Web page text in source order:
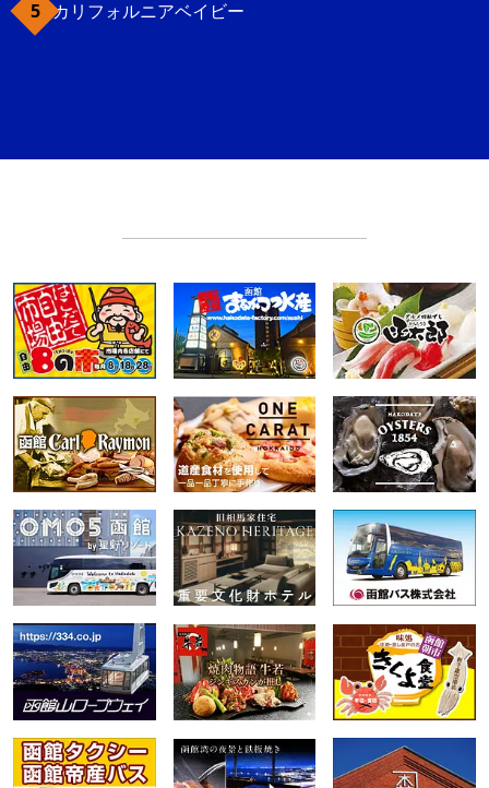
カリフォルニアベイビー